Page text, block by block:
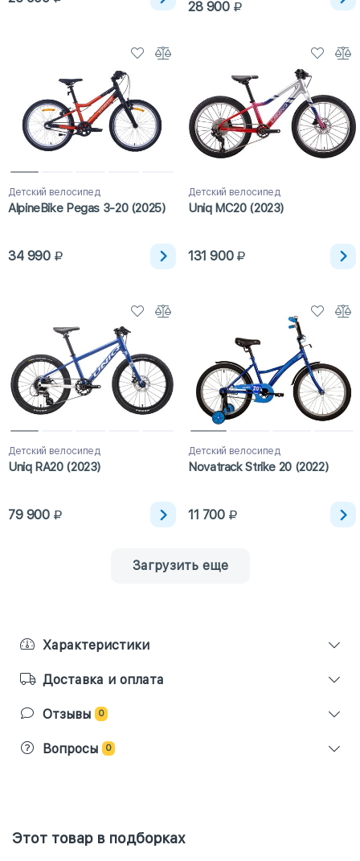
28 900
Детский велосипед
AlpineBike Pegas 3-20 (2025)
34 990
Детский велосипед
Uniq MC20 (2023)
131 900
Детский велосипед
Uniq RA20 (2023)
79 900
Детский велосипед
Novatrack Strike 20 (2022)
11 700
Загрузить еще
Характеристики
Доставка и оплата
Отзывы 0
Вопросы 0
Этот товар в подборках